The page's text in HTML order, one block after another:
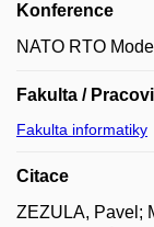
Konference
NATO RTO
Fakulta /
Fakulta informatiky
Citace
ZEZULA, Pavel;